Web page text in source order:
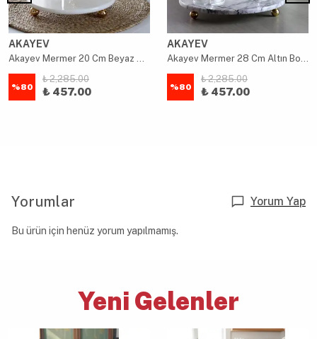
AKAYEV
Akayev Mermer 20 Cm Beyaz Altın Boncuk Ayaklı Geyik Sunum Tabağı
%80
₺ 2,285.00
₺ 457.00
AKAYEV
Akayev Mermer 28 Cm Altın Boncuk Ayaklı Leylak Yuvarlak Sunum Tabağı
%80
₺ 2,285.00
₺ 457.00
Yorumlar Yorum Yap
Bu ürün için henüz yorum yapılmamış.
Yeni Gelenler